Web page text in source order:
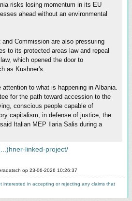
risks losing momentum in its EU
ahead without an environmental
Commission are also pressuring
to its protected areas law and repeal
which opened the door to
as Kushner's.
to what is happening in Albania.
for the path toward accession to the
conscious people capable of
capitalism, in defense of justice, the
Italian MEP Ilaria Salis during a
linked-project/
op 23-06-2026 10:26:37
interested in accepting or rejecting any claims that